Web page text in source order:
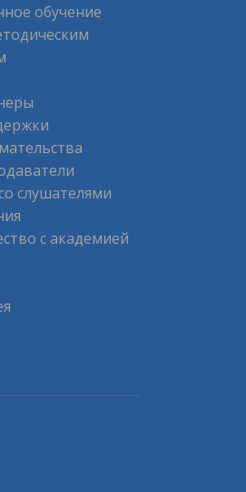
обучение
слушателями
с академией